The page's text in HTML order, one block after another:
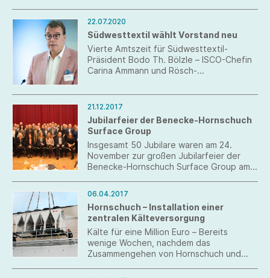
22.07.2020
Südwesttextil wählt Vorstand neu
Vierte Amtszeit für Südwesttextil-
Präsident Bodo Th. Bölzle – ISCO-Chefin
Carina Ammann und Rösch-
neu im Präsidium des Textilverbands
21.12.2017
Jubilarfeier der Benecke-Hornschuch
Surface Group
Insgesamt 50 Jubilare waren am 24.
November zur großen Jubilarfeier der
Benecke-Hornschuch Surface Group am
06.04.2017
Hornschuch – Installation einer
zentralen Kälteversorgung
Kälte für eine Million Euro – Bereits
wenige Wochen, nachdem das
Zusammengehen von Hornschuch und